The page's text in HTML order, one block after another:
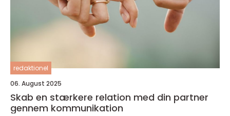
redaktionel
06. August 2025
Skab en stærkere relation med din partner
gennem kommunikation